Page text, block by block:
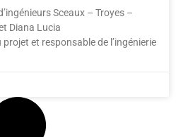
Sceaux – Troyes –
Diana Lucia
et responsable de l’ingénierie